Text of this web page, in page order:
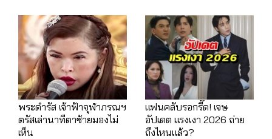
พระดำรัส เจ้าฟ้าจุฬาภรณฯ
ตรัสเล่านาทีตาซ้ายมองไม่
เห็น
แฟนคลับรอกรี๊ด! เจษ
อัปเดต แรงเงา 2026 ถ่าย
ถึงไหนแล้ว?